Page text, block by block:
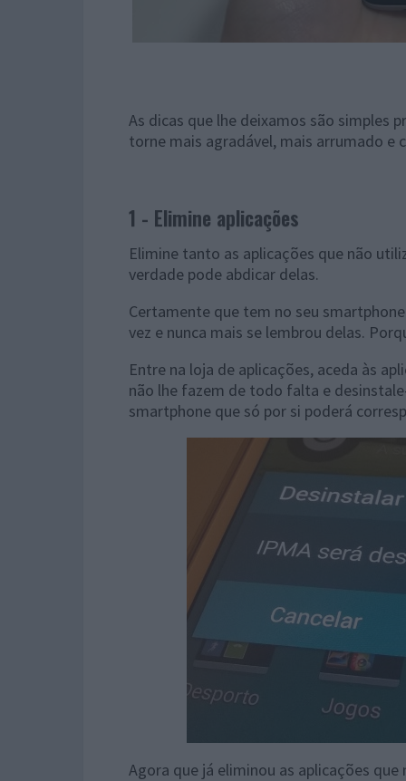
As dicas que lhe deixamos são simples
torne mais agradável, mais arrumado e
1 - Elimine aplicações
Elimine tanto as aplicações que não
verdade pode abdicar delas.
Certamente que tem no seu
vez e nunca mais se lembrou delas.
Entre na loja de aplicações, aceda às
não lhe fazem de todo falta e
smartphone que só por si poderá
Agora que já eliminou as aplicações